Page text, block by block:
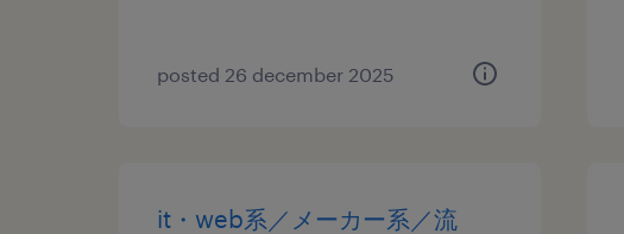
posted 26 december 2025
it・web系／メーカー系／流